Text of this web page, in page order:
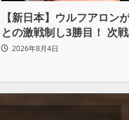
【新日本】ウルフアロン
との激戦制し3勝目！ 次
へ宣言「アイツの王道を
2026年8月4日